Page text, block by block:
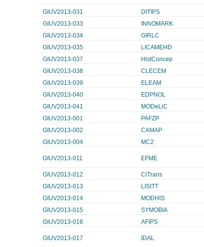
GIUV2013-031
DITIPS
GIUV2013-033
INNOMARK
GIUV2013-034
GIRLC
GIUV2013-035
LICAMEHD
GIUV2013-037
HistConcep
GIUV2013-038
CLECEM
GIUV2013-039
ELEAM
GIUV2013-040
EDPNOL
GIUV2013-041
MODeLiC
GIUV2013-001
PAFZP
GIUV2013-002
CAMAP
GIUV2013-004
MC2
GIUV2013-011 EFME
GIUV2013-012
CiTrans
GIUV2013-013
LISITT
GIUV2013-014
MODHIS
GIUV2013-015
SYMOBIA
GIUV2013-016
AFIPS
GIUV2013-017 IDAL